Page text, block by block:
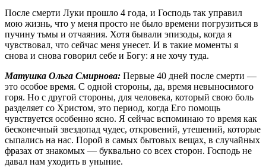
После смерти Луки прошло 4 года, и Господь так управил
мою жизнь, что у меня просто не было времени погрузиться в
пучину тьмы и отчаяния. Хотя бывали эпизоды, когда я
чувствовал, что сейчас меня унесет. И в такие моменты я
снова и снова говорил себе и Богу: я не хочу туда.
Матушка Ольга Смирнова: Первые 40 дней после смерти —
это особое время. С одной стороны, да, время невыносимого
горя. Но с другой стороны, для человека, который свою боль
разделяет со Христом, это период, когда Его помощь
чувствуется особенно ясно. Я сейчас вспоминаю то время как
бесконечный звездопад чудес, откровений, утешений, которые
сыпались на нас. Порой в самых бытовых вещах, в случайных
фразах от знакомых — буквально со всех сторон. Господь не
давал нам уходить в уныние.